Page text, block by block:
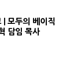
모두의 베이직
담임 목사